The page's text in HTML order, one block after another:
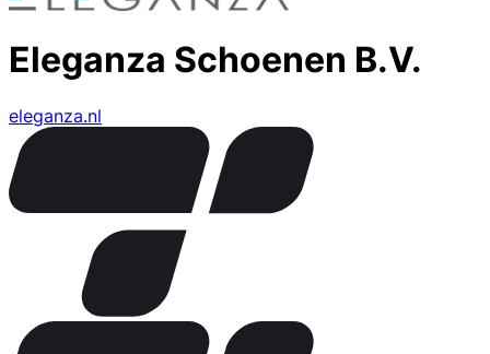
Eleganza Schoenen B.V.
eleganza.nl